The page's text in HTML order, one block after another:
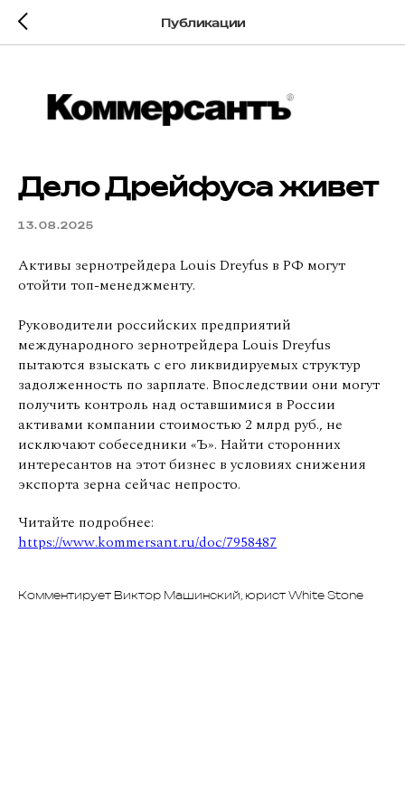
Публикации
Дело Дрейфуса живет
13.08.2025
Активы зернотрейдера Louis Dreyfus в РФ могут
отойти топ-менеджменту.
Руководители российских предприятий
международного зернотрейдера Louis Dreyfus
пытаются взыскать с его ликвидируемых структур
задолженность по зарплате. Впоследствии они могут
получить контроль над оставшимися в России
активами компании стоимостью 2 млрд руб., не
исключают собеседники «Ъ». Найти сторонних
интересантов на этот бизнес в условиях снижения
экспорта зерна сейчас непросто.
Читайте подробнее:
https://www.kommersant.ru/doc/7958487
Комментирует Виктор Машинский, юрист White Stone